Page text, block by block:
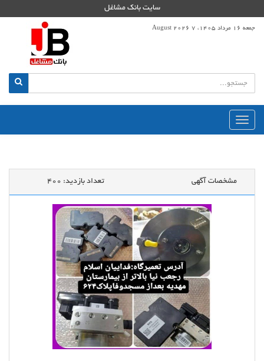
سایت بانک مشاغل
جمعه 16 مرداد 1405، 7 August 2026
منوی
اصلی
مشخصات آگهی تعداد بازدید: